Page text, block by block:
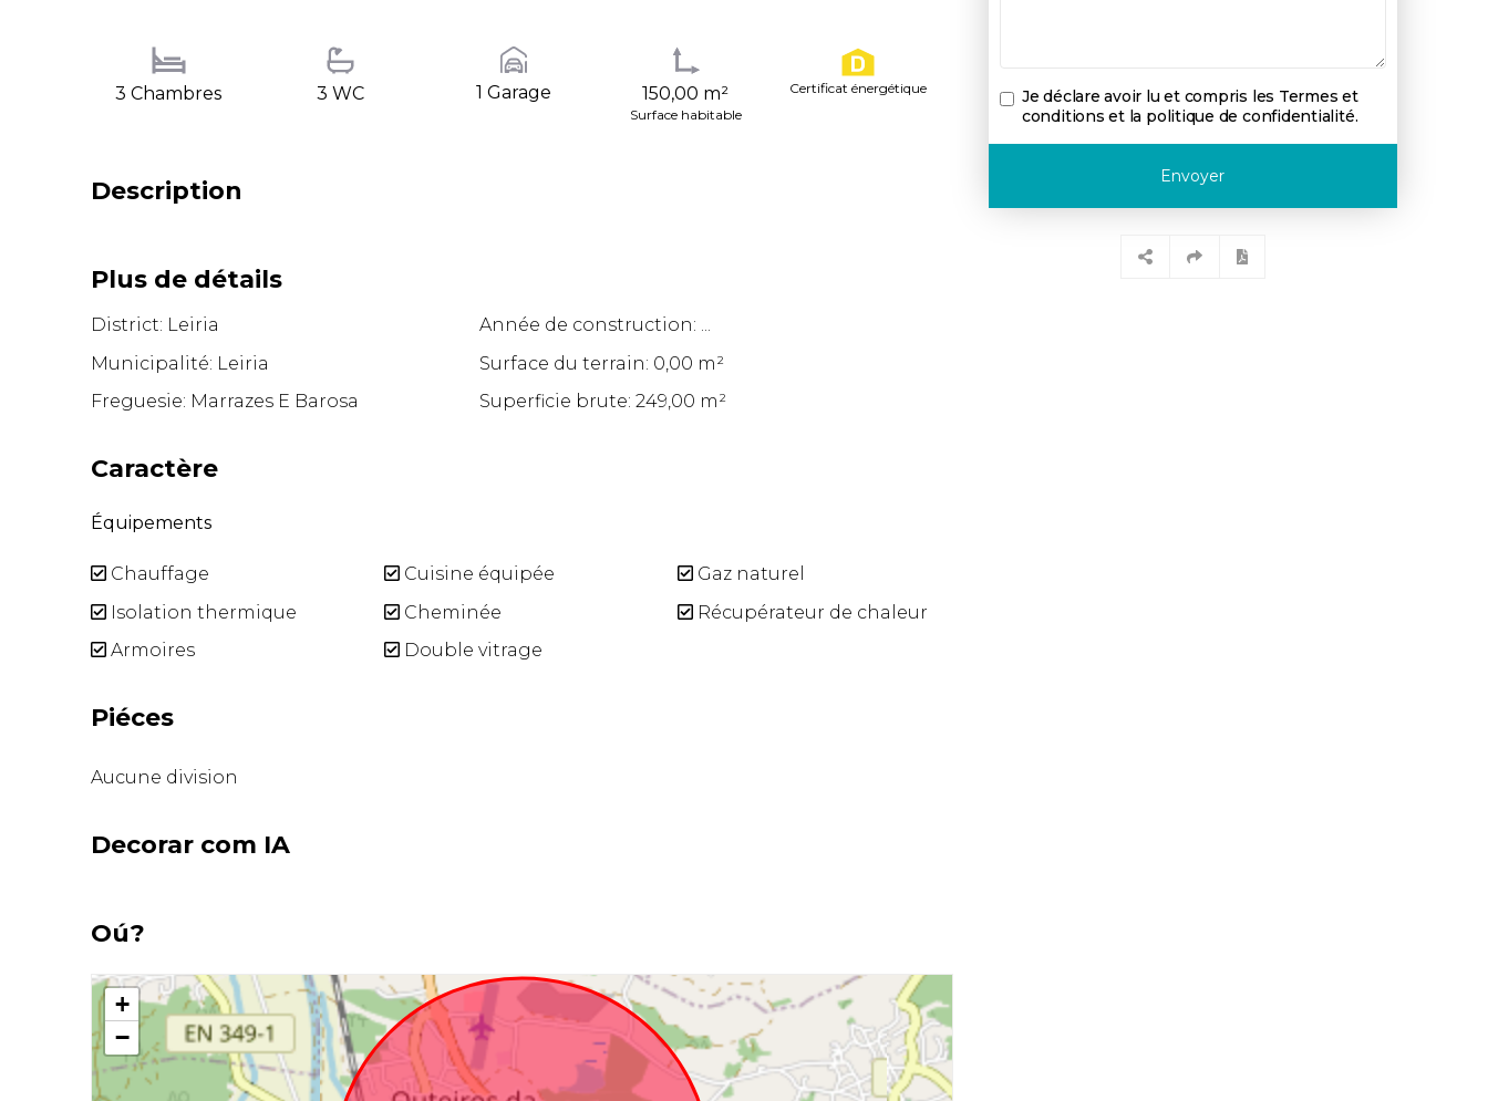
3 Chambres 3 WC 1 Garage 150,00 m²
Surface habitable
Certificat énergétique
Description
Plus de détails
District: Leiria
Année de construction: ...
Municipalité: Leiria
Surface du terrain: 0,00 m²
Freguesie: Marrazes E Barosa
Superficie brute: 249,00 m²
Caractère
Équipements
Chauffage Cuisine équipée
Gaz naturel
Isolation thermique
Cheminée
Récupérateur de chaleur
Armoires
Double vitrage
Piéces
Aucune division
Decorar com IA
Oú?
+
−
Je déclare avoir lu et compris les Termes et
conditions et la politique de confidentialité.
Envoyer